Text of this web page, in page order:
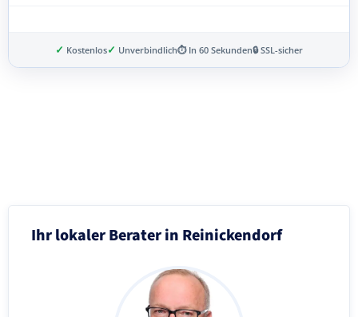
✓ Kostenlos✓ Unverbindlich⏱ In 60 Sekunden🔒 SSL-sicher
Ihr lokaler Berater in Reinickendorf